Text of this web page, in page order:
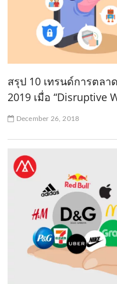
สรุป 10 เทรนด์การตล
2019 เมื่อ “Disruptive
December 26, 2018